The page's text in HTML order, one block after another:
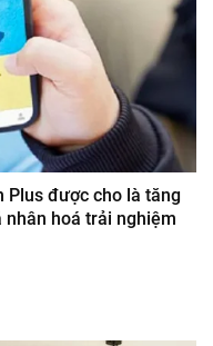
được cho là tăng
hoá trải nghiệm